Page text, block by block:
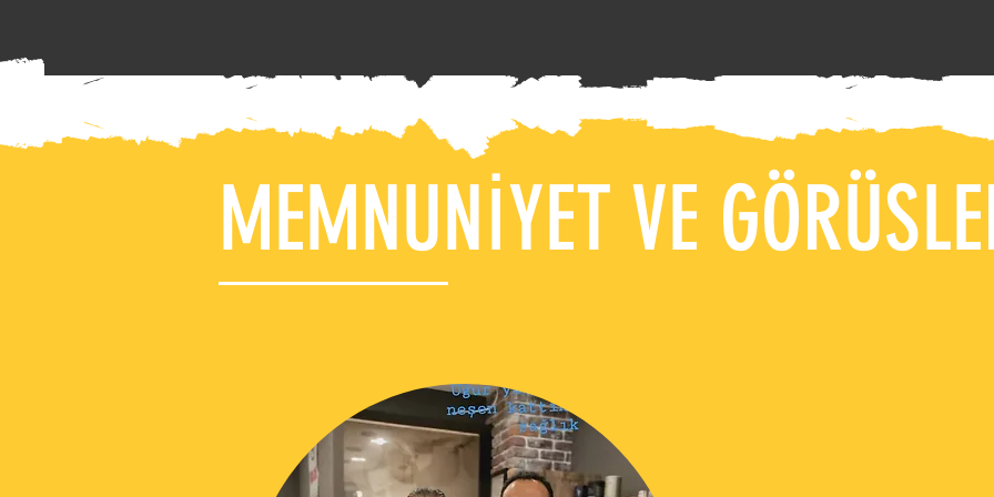
MEMNUNİYET VE